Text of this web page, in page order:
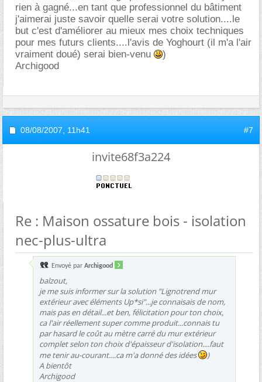
rien à gagné...en tant que professionnel du bâtiment
j'aimerai juste savoir quelle serai votre solution....le
but c'est d'améliorer au mieux mes choix techniques
pour mes futurs clients....l'avis de Yoghourt (il m'a l'air
vraiment doué) serai bien-venu
)
Archigood
08/08/2007, 11h41 #7
invite68f3a224
Re : Maison ossature bois - isolation
nec-plus-ultra
Envoyé par Archigood
balzout,
je me suis informer sur la solution "Lignotrend mur
extérieur avec éléments Up*si"...je connaisais de nom,
mais pas en détail...et ben, félicitation pour ton choix,
ca l'air réellement super comme produit...connais tu
par hasard le coût au mètre carré du mur extérieur
complet selon ton choix d'épaisseur d'isolation....faut
me tenir au-courant....ca m'a donné des idées
)
A bientôt
Archigood